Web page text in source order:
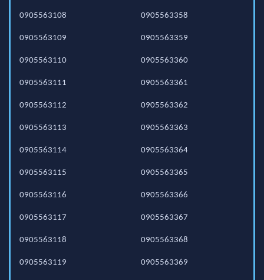
0905563108
0905563109
0905563110
0905563111
0905563112
0905563113
0905563114
0905563115
0905563116
0905563117
0905563118
0905563119
0905563358
0905563359
0905563360
0905563361
0905563362
0905563363
0905563364
0905563365
0905563366
0905563367
0905563368
0905563369